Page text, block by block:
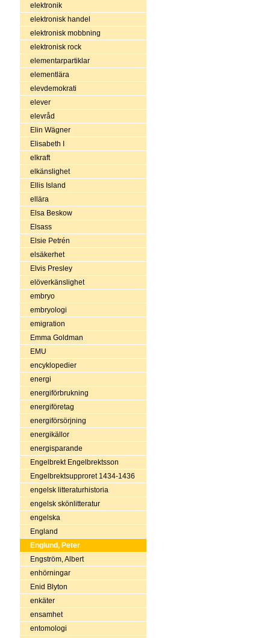
elektronik
elektronisk handel
elektronisk mobbning
elektronisk rock
elementarpartiklar
elementlära
elevdemokrati
elever
elevråd
Elin Wägner
Elisabeth I
elkraft
elkänslighet
Ellis Island
ellära
Elsa Beskow
Elsass
Elsie Petrén
elsäkerhet
Elvis Presley
elöverkänslighet
embryo
embryologi
emigration
Emma Goldman
EMU
encyklopedier
energi
energiförbrukning
energiföretag
energiförsörjning
energikällor
energisparande
Engelbrekt Engelbrektsson
Engelbrektsupproret 1434-1436
engelsk litteraturhistoria
engelsk skönlitteratur
engelska
England
Englund, Peter
Engström, Albert
enhörningar
Enid Blyton
enkäter
ensamhet
entomologi